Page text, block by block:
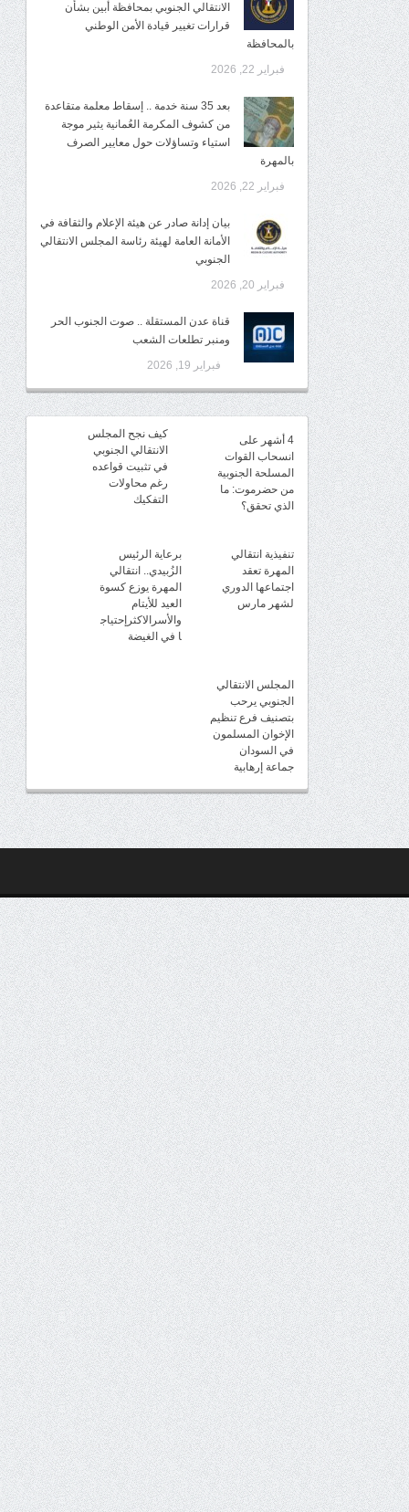
الانتقالي الجنوبي بمحافظة أبين بشأن
قرارات تغيير قيادة الأمن الوطني
بالمحافظة
فبراير 22, 2026
بعد 35 سنة خدمة .. إسقاط معلمة متقاعدة
من كشوف المكرمة العُمانية يثير موجة
استياء وتساؤلات حول معايير الصرف
بالمهرة
فبراير 22, 2026
بيان إدانة صادر عن هيئة الإعلام والثقافة في
الأمانة العامة لهيئة رئاسة المجلس الانتقالي
الجنوبي
فبراير 20, 2026
قناة عدن المستقلة .. صوت الجنوب الحر
ومنبر تطلعات الشعب
فبراير 19, 2026
4 أشهر على
انسحاب القوات
المسلحة الجنوبية
من حضرموت: ما
الذي تحقق؟
كيف نجح المجلس
الانتقالي الجنوبي
في تثبيت قواعده
رغم محاولات
التفكيك
تنفيذية انتقالي
المهرة تعقد
اجتماعها الدوري
لشهر مارس
برعاية الرئيس
الزُبيدي.. انتقالي
المهرة يوزع كسوة
العيد للأيتام
والأسرالاكثرإحتياج
ا في الغيضة
المجلس الانتقالي
الجنوبي يرحب
بتصنيف فرع تنظيم
الإخوان المسلمون
في السودان
جماعة إرهابية